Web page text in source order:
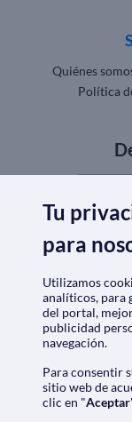
Quiénes
Política
Tu
para
Utilizamos
analíticos, para
del portal,
publicidad
navegación.
Para consentir
sitio web de
clic en "Aceptar